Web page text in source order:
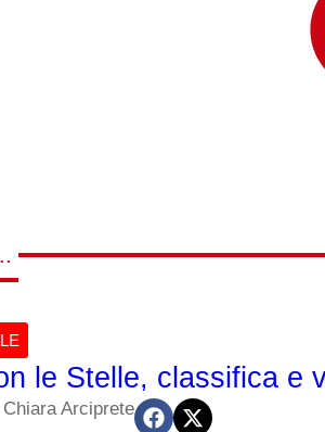
le Stelle, classifica e
Chiara Arciprete